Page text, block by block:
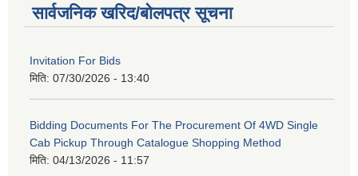
सार्वजनिक खरिद/बोलपत्र सूचना
Invitation For Bids
मिति: 07/30/2026 - 13:40
Bidding Documents For The Procurement Of 4WD Single
Cab Pickup Through Catalogue Shopping Method
मिति: 04/13/2026 - 11:57